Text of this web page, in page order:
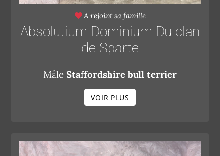
A rejoint sa famille
Absolutium Dominium Du clan
de Sparte
Mâle Staffordshire bull terrier
VOIR PLUS